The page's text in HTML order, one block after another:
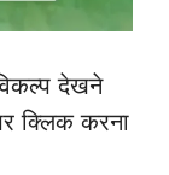
देखने
क्लिक करना